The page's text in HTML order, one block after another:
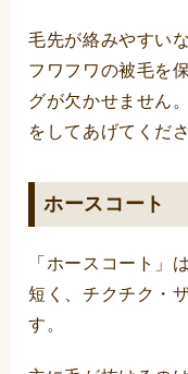
毛先が絡みやすい
フワフワの被毛を
グが欠かせません
をしてあげてくだ
ホースコート
「ホースコート」
短く、チクチク・
す。